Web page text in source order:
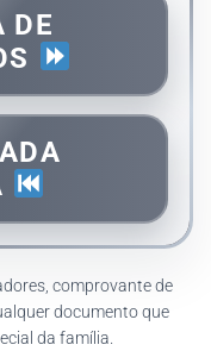
DE
comprovante de
documento que
da família.